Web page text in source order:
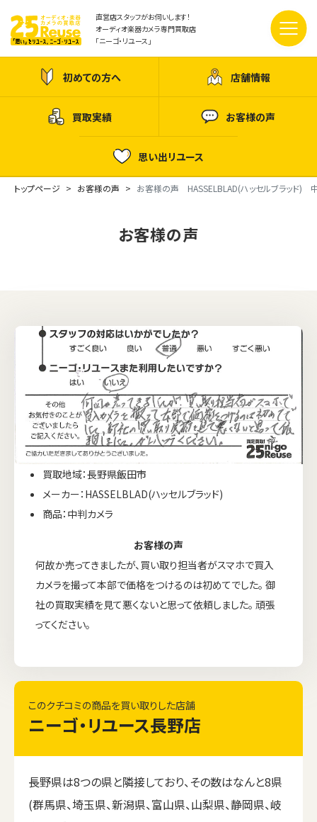
直営店スタッフがお伺いします！
オーディオ楽器カメラ専門買取店
「ニーゴ・リユース」
初めての方へ 店舗情報
買取実績 お客様の声
思い出リユース
トップページ お客様の声 お客様の声 HASSELBLAD(ハッセルブラッド)
お客様の声
買取地域：長野県飯田市
メーカー：HASSELBLAD(ハッセルブラッド)
商品：中判カメラ
お客様の声
何故か売ってきましたが、買い取り担当者がスマホで買入
カメラを撮って本部で価格をつけるのは初めてでした。 御
社の買取実績を見て悪くないと思って依頼しました。 頑張
ってください。
このクチコミの商品を買い取りした店舗
ニーゴ・リユース長野店
長野県は8つの県と隣接しており、その数はなんと8県
(群馬県、埼玉県、新潟県、富山県、山梨県、静岡県、岐